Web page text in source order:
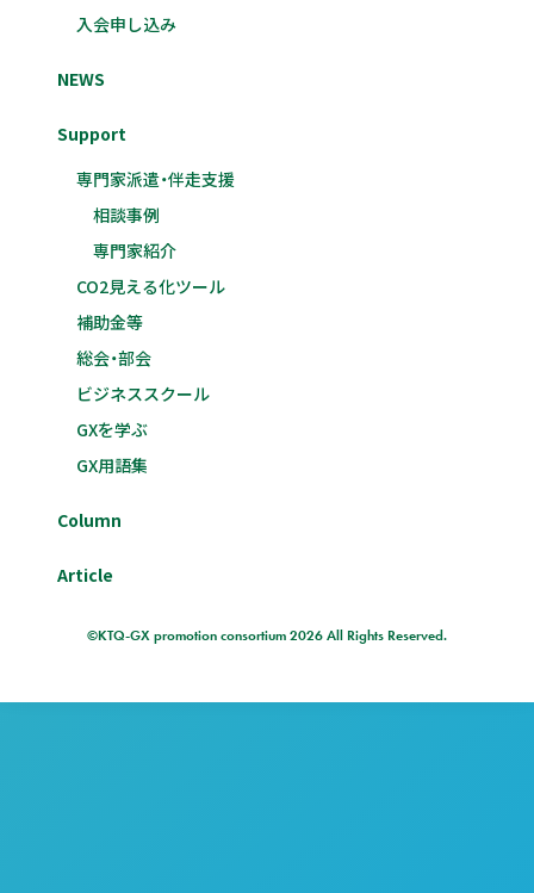
入会申し込み
NEWS
Support
専門家派遣・伴走支援
相談事例
専門家紹介
CO2見える化ツール
補助金等
総会・部会
ビジネススクール
GXを学ぶ
GX用語集
Column
Article
©KTQ-GX promotion consortium 2026 All Rights Reserved.